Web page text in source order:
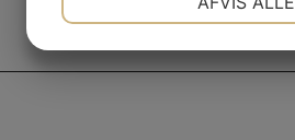
MARKETING